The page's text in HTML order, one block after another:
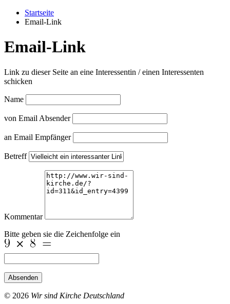
Startseite
Email-Link
Email-Link
Link zu dieser Seite an eine Interessentin / einen Interessenten
schicken
Name
von Email Absender
an Email Empfänger
Betreff
Kommentar
Bitte geben sie die Zeichenfolge ein
Absenden
© 2026 Wir sind Kirche Deutschland